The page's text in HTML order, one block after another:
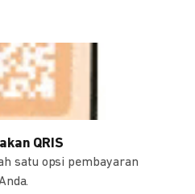
QRIS
satu opsi pembayaran